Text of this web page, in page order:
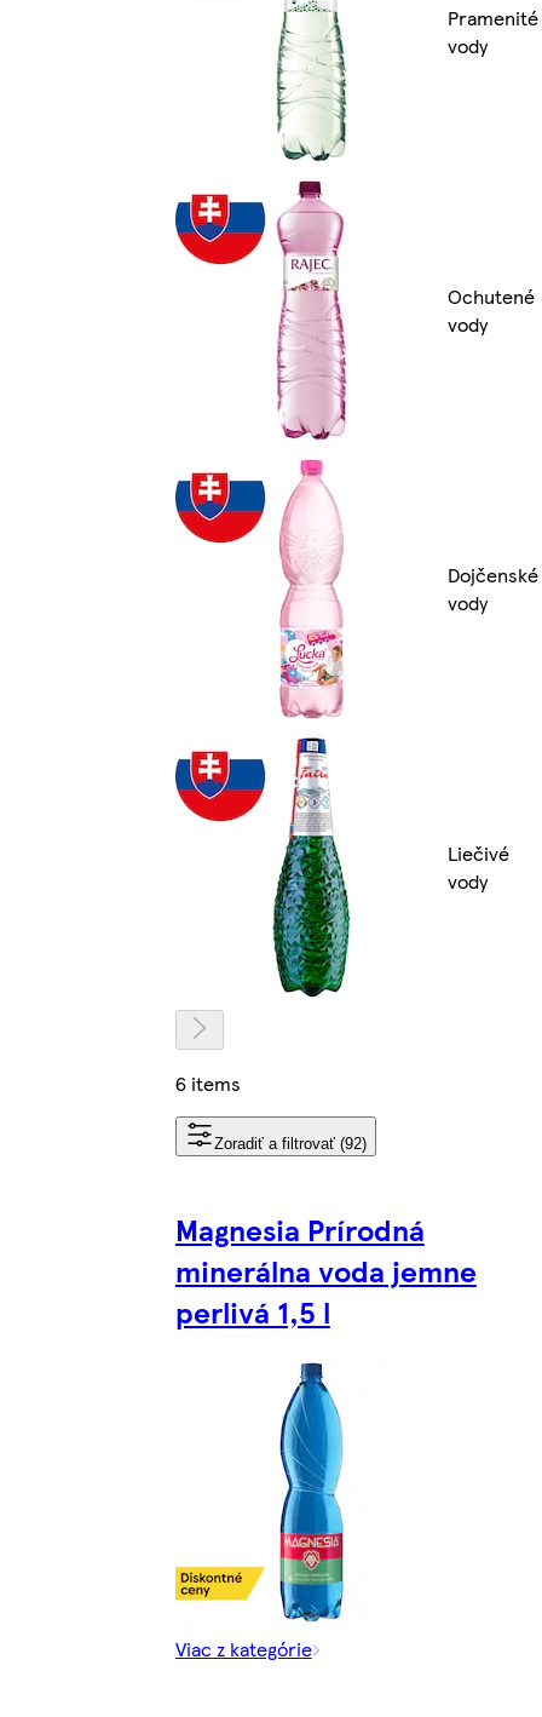
Pramenité
vody
Ochutené
vody
Dojčenské
vody
Liečivé
vody
6 items
Zoradiť a filtrovať (92)
Magnesia Prírodná
minerálna voda jemne
perlivá 1,5 l
Viac z kategórie